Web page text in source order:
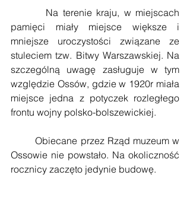
pamięci miały miejsce większe i
mniejsze uroczystości związane ze
stuleciem tzw. Bitwy Warszawskiej. Na
szczególną uwagę zasługuje w tym
względzie Ossów, gdzie w 1920r miała
miejsce jedna z potyczek rozległego
frontu wojny polsko-bolszewickiej.
        Obiecane przez Rząd muzeum w
Ossowie nie powstało. Na okoliczność
rocznicy zaczęto jedynie budowę.